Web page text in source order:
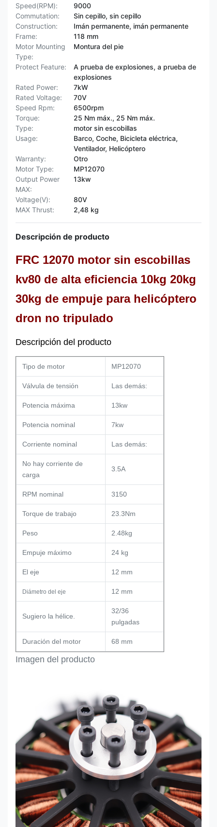
Speed(RPM):
9000
Commutation:
Sin cepillo, sin cepillo
Construction:
Imán permanente, imán permanente
Frame:
118 mm
Motor Mounting
Type:
Montura del pie
Protect Feature:
A prueba de explosiones, a prueba de
explosiones
Rated Power:
7kW
Rated Voltage:
70V
Speed Rpm:
6500rpm
Torque:
25 Nm máx., 25 Nm máx.
Type:
motor sin escobillas
Usage:
Barco, Coche, Bicicleta eléctrica,
Ventilador, Helicóptero
Warranty:
Otro
Motor Type:
MP12070
Output Power
MAX:
13kw
Voltage(V):
80V
MAX Thrust:
2,48 kg
Descripción de producto
FRC 12070 motor sin escobillas
kv80 de alta eficiencia 10kg 20kg
30kg de empuje para helicóptero
dron no tripulado
Descripción del producto
Tipo de motor MP12070
Válvula de tensión Las demás:
Potencia máxima 13kw
Potencia nominal 7kw
Corriente nominal Las demás:
No hay corriente de
carga
3.5A
RPM nominal 3150
Torque de trabajo 23.3Nm
Peso 2.48kg
Empuje máximo 24 kg
El eje 12 mm
Diámetro del eje 12 mm
Sugiero la hélice.
32/36
pulgadas
Duración del motor 68 mm
Imagen del producto